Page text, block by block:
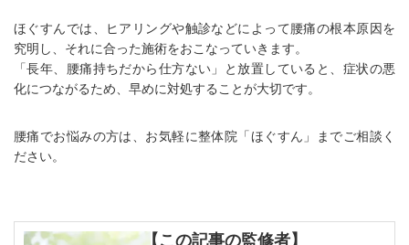
ほぐすんでは、ヒアリングや触診などによって腰痛の根本原因を
究明し、それに合った施術をおこなっていきます。
「長年、腰痛持ちだから仕方ない」と放置していると、症状の悪
化につながるため、早めに対処することが大切です。
腰痛でお悩みの方は、お気軽に整体院「ほぐすん」までご相談く
ださい。
【この記事の監修者】